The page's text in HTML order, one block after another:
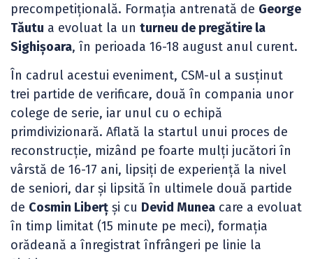
precompetițională. Formația antrenată de George
Tăutu a evoluat la un turneu de pregătire la
Sighișoara, în perioada 16-18 august anul curent.
În cadrul acestui eveniment, CSM-ul a susținut
trei partide de verificare, două în compania unor
colege de serie, iar unul cu o echipă
primdivizionară. Aflată la startul unui proces de
reconstrucție, mizând pe foarte mulți jucători în
vârstă de 16-17 ani, lipsiți de experiență la nivel
de seniori, dar și lipsită în ultimele două partide
de Cosmin Liberț și cu Devid Munea care a evoluat
în timp limitat (15 minute pe meci), formația
orădeană a înregistrat înfrângeri pe linie la